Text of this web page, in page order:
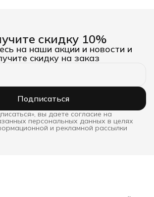
скидку 10%
на наши акции и новости и
скидку на заказ
Подписаться
вы даете согласие на
персональных данных в целях
и рекламной рассылки